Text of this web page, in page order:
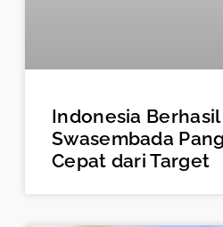
Indonesia Berhasil
Swasembada
Cepat dari Target